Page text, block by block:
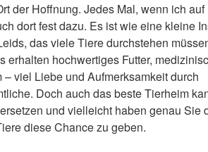
der Hoffnung. Jedes Mal, wenn ich auf
dort fest dazu. Es ist wie eine kleine
das viele Tiere durchstehen
erhalten hochwertiges Futter,
viel Liebe und Aufmerksamkeit durch
Doch auch das beste Tierheim
und vielleicht haben genau Sie
diese Chance zu geben.